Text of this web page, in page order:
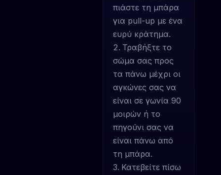
πιάστε τη μπάρα
για pull-up με ένα
ευρύ κράτημα.
Τραβήξτε το
σώμα σας προς
τα πάνω μέχρι οι
αγκώνες σας να
είναι σε γωνία 90
μοιρών ή το
πηγούνι σας να
είναι πάνω από
τη μπάρα.
Κατεβείτε πίσω